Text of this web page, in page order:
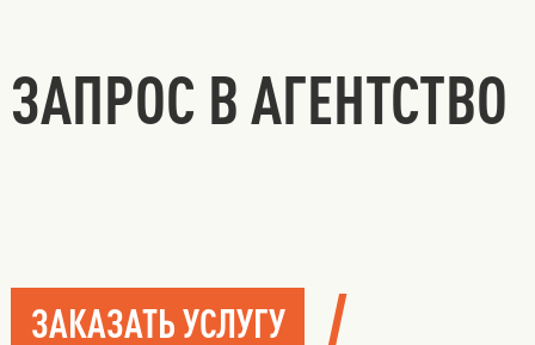
ЗАПРОС В АГЕНТСТВО
ЗАКАЗАТЬ УСЛУГУ /